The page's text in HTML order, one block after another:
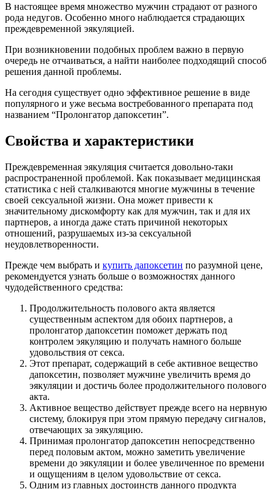
В настоящее время множество мужчин страдают от разного
рода недугов. Особенно много наблюдается страдающих
преждевременной эякуляцией.
При возникновении подобных проблем важно в первую
очередь не отчаиваться, а найти наиболее подходящий способ
решения данной проблемы.
На сегодня существует одно эффективное решение в виде
популярного и уже весьма востребованного препарата под
названием “Пролонгатор дапоксетин”.
Свойства и характеристики
Преждевременная эякуляция считается довольно-таки
распространенной проблемой. Как показывает медицинская
статистика с ней сталкиваются многие мужчины в течение
своей сексуальной жизни. Она может привести к
значительному дискомфорту как для мужчин, так и для их
партнеров, а иногда даже стать причиной некоторых
отношений, разрушаемых из-за сексуальной
неудовлетворенности.
Прежде чем выбрать и купить дапоксетин по разумной цене,
рекомендуется узнать больше о возможностях данного
чудодейственного средства:
Продолжительность полового акта является
существенным аспектом для обоих партнеров, а
пролонгатор дапоксетин поможет держать под
контролем эякуляцию и получать намного больше
удовольствия от секса.
Этот препарат, содержащий в себе активное вещество
дапоксетин, позволяет мужчине увеличить время до
эякуляции и достичь более продолжительного полового
акта.
Активное вещество действует прежде всего на нервную
систему, блокируя при этом прямую передачу сигналов,
отвечающих за эякуляцию.
Принимая пролонгатор дапоксетин непосредственно
перед половым актом, можно заметить увеличение
времени до эякуляции и более увеличенное по времени
и ощущениям в целом удовольствие от секса.
Одним из главных достоинств данного продукта